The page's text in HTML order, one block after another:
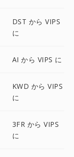
DST から VIPS
に
AI から VIPS に
KWD から VIPS
に
3FR から VIPS
に